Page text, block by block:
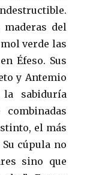
del
verde las
Éfeso. Sus
y Antemio
sabiduría
el más
cúpula no
sino que